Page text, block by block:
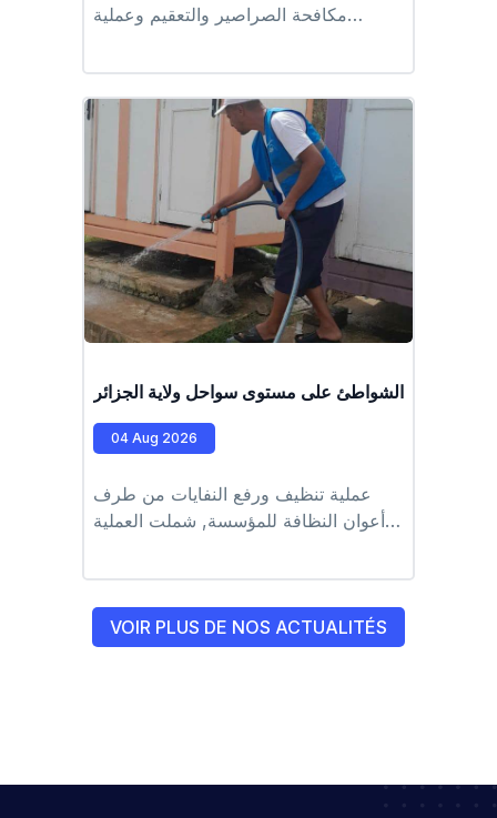
مكافحة الصراصير والتعقيم وعملية
#وحدة_وادي_قريش #EPIC_HUPE
تنظيف الشواطئ على مستوى سواحل ولاية الجزائر
04 Aug 2026
عملية تنظيف ورفع النفايات من طرف
أعوان النظافة للمؤسسة, شملت العملية
كل من شاطىء القادوس، طرفاية، الرغاية
VOIR PLUS DE NOS ACTUALITÉS